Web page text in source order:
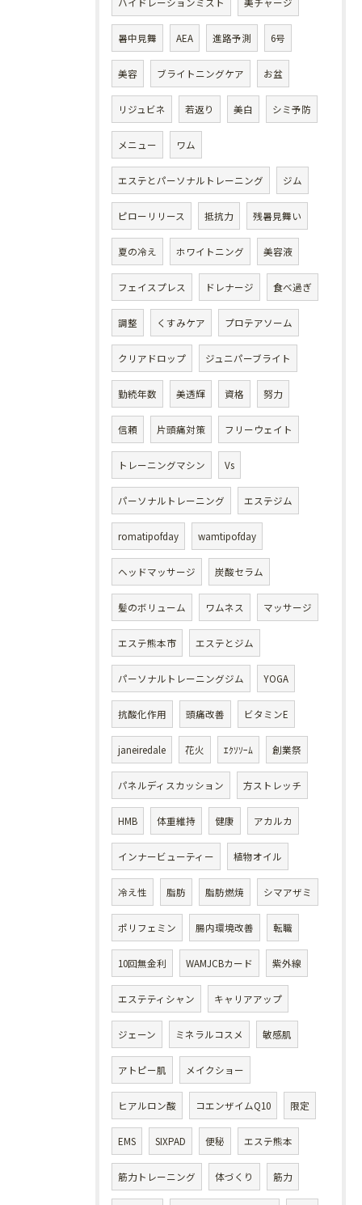
暑中見舞 AEA 進路予測 6号
美容 ブライトニングケア お盆
リジュビネ 若返り 美白 シミ予防
メニュー ワム
エステとパーソナルトレーニング ジム
ピローリリース 抵抗力 残暑見舞い
夏の冷え ホワイトニング 美容液
フェイスプレス ドレナージ 食べ過ぎ
調整 くすみケア プロテアソーム
クリアドロップ ジュニパーブライト
勤続年数 美透輝 資格 努力
信頼 片頭痛対策 フリーウェイト
トレーニングマシン Vs
パーソナルトレーニング エステジム
romatipofday wamtipofday
ヘッドマッサージ 炭酸セラム
髪のボリューム ワムネス マッサージ
エステ熊本市 エステとジム
パーソナルトレーニングジム YOGA
抗酸化作用 頭痛改善 ビタミンE
janeiredale 花火 ｴｸｿｿｰﾑ 創業祭
パネルディスカッション 方ストレッチ
HMB 体重維持 健康 アカルカ
インナービューティー 植物オイル
冷え性 脂肪 脂肪燃焼 シマアザミ
ポリフェミン 腸内環境改善 転職
10回無金利 WAMJCBカード 紫外線
エステティシャン キャリアアップ
ジェーン ミネラルコスメ 敏感肌
アトピー肌 メイクショー
ヒアルロン酸 コエンザイムQ10 限定
EMS SIXPAD 便秘 エステ熊本
筋力トレーニング 体づくり 筋力